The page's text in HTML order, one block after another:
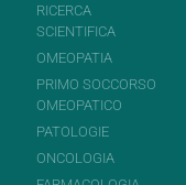
RICERCA
SCIENTIFICA
OMEOPATIA
PRIMO SOCCORSO
OMEOPATICO
PATOLOGIE
ONCOLOGIA